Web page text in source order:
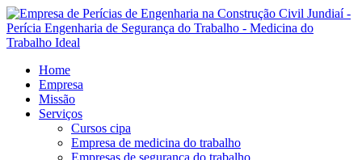
Home
Empresa
Missão
Serviços
Cursos cipa
Empresa de medicina do trabalho
Empresas de segurança do trabalho